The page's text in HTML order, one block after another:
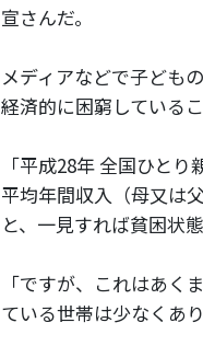
宣さんだ。
メディアなどで子ども
経済的に困窮している
「平成28年 全国ひと
平均年間収入（母又は
と、一見すれば貧困状
「ですが、これはあ
ている世帯は少なくあ